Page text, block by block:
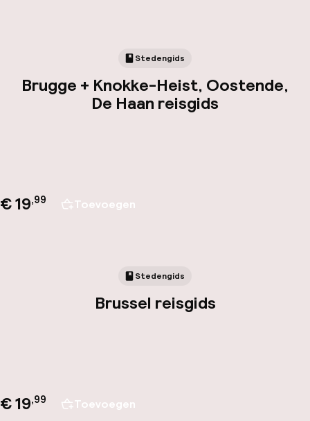
Stedengids
Brugge + Knokke-Heist, Oostende,
De Haan reisgids
€ 19,99 Toevoegen
Stedengids
Brussel reisgids
€ 19,99 Toevoegen